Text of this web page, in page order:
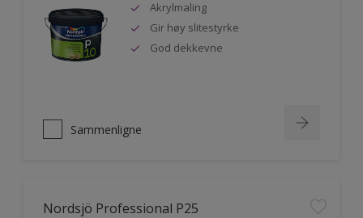
Akrylmaling
Gir høy slitestyrke
God dekkevne
Sammenligne
Nordsjö Professional P25